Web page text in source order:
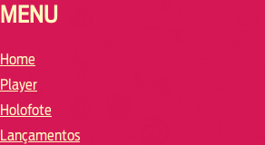
MENU
Home
Player
Holofote
Lançamentos